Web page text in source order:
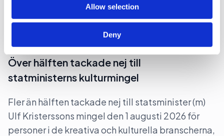
Allow selection
Deny
Medier Val 2026
2026-08-04, 15:11
Över hälften tackade nej till
statministerns kulturmingel
Fler än hälften tackade nej till statsminister (m)
Ulf Kristerssons mingel den 1 augusti 2026 för
personer i de kreativa och kulturella branscherna,